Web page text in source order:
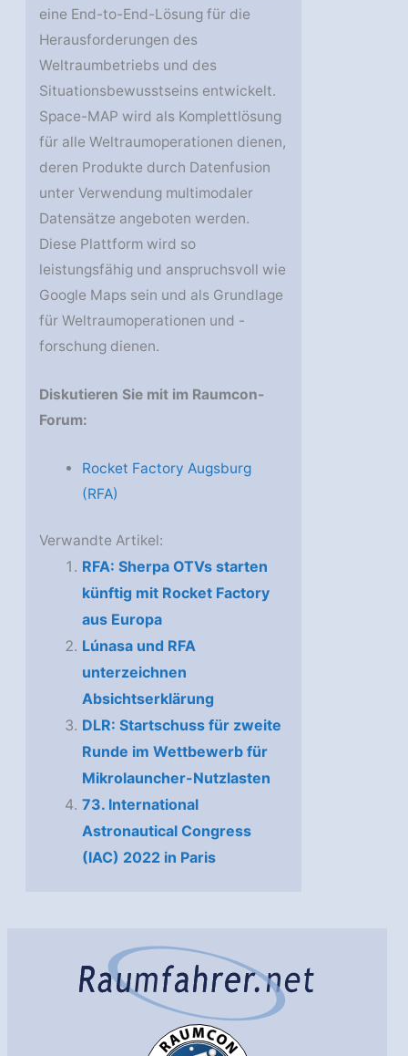
eine End-to-End-Lösung für die
Herausforderungen des
Weltraumbetriebs und des
Situationsbewusstseins entwickelt.
Space-MAP wird als Komplettlösung
für alle Weltraumoperationen dienen,
deren Produkte durch Datenfusion
unter Verwendung multimodaler
Datensätze angeboten werden.
Diese Plattform wird so
leistungsfähig und anspruchsvoll wie
Google Maps sein und als Grundlage
für Weltraumoperationen und -
forschung dienen.
Diskutieren Sie mit im Raumcon-
Forum:
Rocket Factory Augsburg
(RFA)
Verwandte Artikel:
RFA: Sherpa OTVs starten
künftig mit Rocket Factory
aus Europa
Lúnasa und RFA
unterzeichnen
Absichtserklärung
DLR: Startschuss für zweite
Runde im Wettbewerb für
Mikrolauncher-Nutzlasten
73. International
Astronautical Congress
(IAC) 2022 in Paris